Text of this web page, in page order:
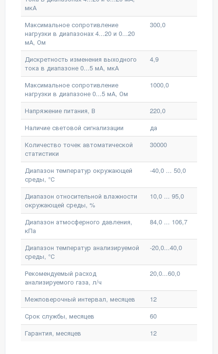
мкА
Максимальное сопротивление
нагрузки в диапазонах 4...20 и 0...20
мА, Ом
300,0
Дискретность изменения выходного
тока в диапазоне 0...5 мА, мкА
4,9
Максимальное сопротивление
нагрузки в диапазоне 0...5 мА, Ом
1000,0
Напряжение питания, В
220,0
Наличие световой сигнализации
да
Количество точек автоматической
статистики
30000
Диапазон температур окружающей
среды, °С
-40,0 ... 50,0
Диапазон относительной влажности
окружающей среды, %
10,0 ... 95,0
Диапазон атмосферного давления,
кПа
84,0 ... 106,7
Диапазон температур анализируемой
среды, °С
-20,0...40,0
Рекомендуемый расход
анализируемого газа, л/ч
20,0...60,0
Межповерочный интервал, месяцев
12
Срок службы, месяцев
60
Гарантия, месяцев
12